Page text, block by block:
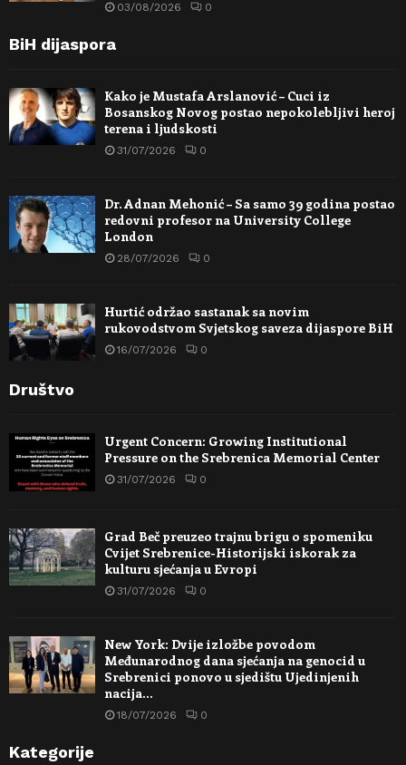
03/08/2026 0
BiH dijaspora
Kako je Mustafa Arslanović – Cuci iz
Bosanskog Novog postao nepokolebljivi heroj
terena i ljudskosti
31/07/2026 0
Dr. Adnan Mehonić – Sa samo 39 godina postao
redovni profesor na University College
London
28/07/2026 0
Hurtić održao sastanak sa novim
rukovodstvom Svjetskog saveza dijaspore BiH
16/07/2026 0
Društvo
Urgent Concern: Growing Institutional
Pressure on the Srebrenica Memorial Center
31/07/2026 0
Grad Beč preuzeo trajnu brigu o spomeniku
Cvijet Srebrenice-Historijski iskorak za
kulturu sjećanja u Evropi
31/07/2026 0
New York: Dvije izložbe povodom
Međunarodnog dana sjećanja na genocid u
Srebrenici ponovo u sjedištu Ujedinjenih
nacija…
18/07/2026 0
Kategorije